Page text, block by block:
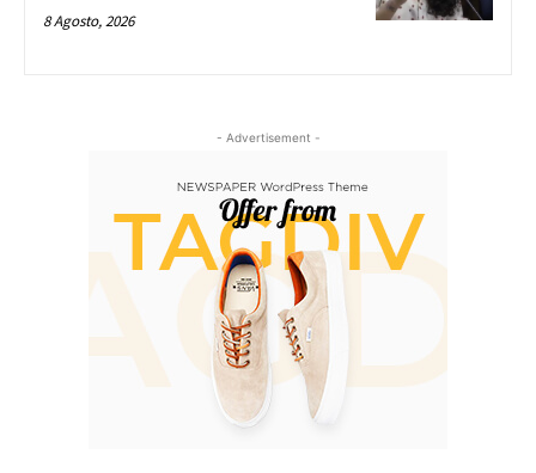
8 Agosto, 2026
- Advertisement -